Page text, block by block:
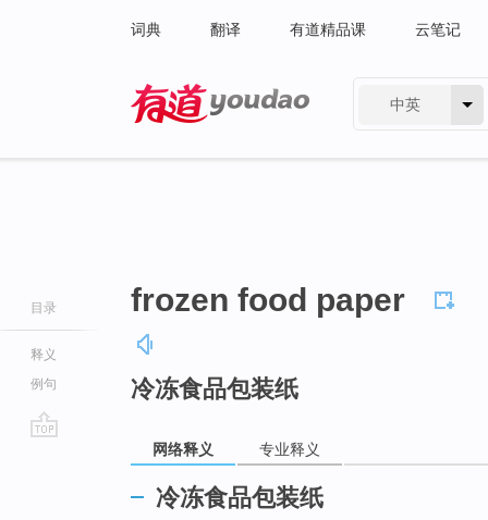
词典 翻译 有道精品课 云笔记
中英
目录
释义
例句
frozen food paper
冷冻食品包装纸
网络释义 专业释义
冷冻食品包装纸